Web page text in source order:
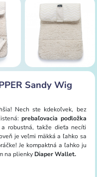
Sandy Wig
Nech ste kdekoľvek, bez
prebaľovacia podložka
robustná, takže dieťa necíti
je veľmi mäkká a ľahko sa
Je kompaktná a ľahko ju
na plienky Diaper Wallet.